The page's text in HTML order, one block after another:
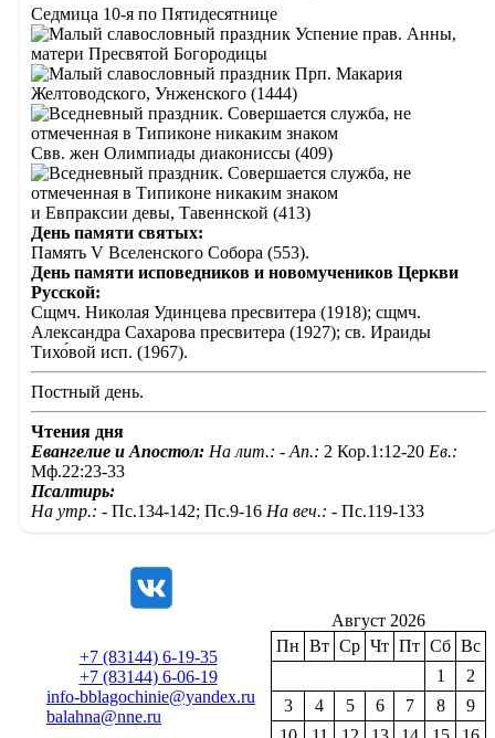
Седмица 10-я по Пятидесятнице
Успение прав. Анны,
матери Пресвятой Богородицы
Прп. Макария
Желтоводского, Унженского (1444)
Свв. жен Олимпиады диакониссы (409)
и Евпраксии девы, Тавеннской (413)
День памяти святых:
Память V Вселенского Собора (553).
День памяти исповедников и новомучеников Церкви
Русской:
Сщмч. Николая Удинцева пресвитера (1918); сщмч.
Александра Сахарова пресвитера (1927); св. Ираиды
Тихо́вой исп. (1967).
Постный день.
Чтения дня
Евангелие и Апостол: На лит.: - Ап.: 2 Кор.1:12-20 Ев.:
Мф.22:23-33
Псалтирь:
На утр.: - Пс.134-142; Пс.9-16 На веч.: - Пс.119-133
+7 (83144) 6-19-35
+7 (83144) 6-06-19
info-bblagochinie@yandex.ru
balahna@nne.ru
Август 2026
Пн Вт Ср Чт Пт Сб Вс
1
2
3
4 5 6 7 8
9